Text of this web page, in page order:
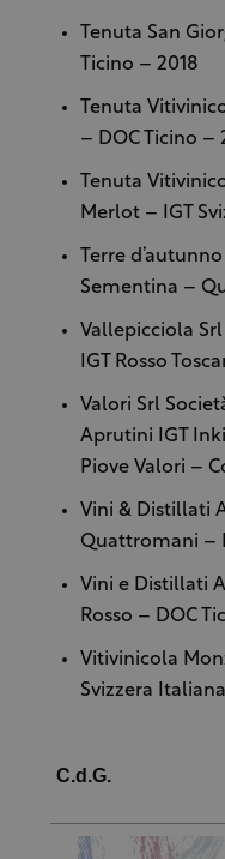
Tenuta San
Ticino – 2018
Tenuta
– DOC Ticino –
Tenuta
Merlot – IGT
Terre
Sementina –
Vallepicciola
IGT Rosso
Valori Srl
Aprutini IGT
Piove Valori –
Vini & Distillati
Quattromani –
Vini e Distillati
Rosso – DOC
Vitivinicola
Svizzera
C.d.G.